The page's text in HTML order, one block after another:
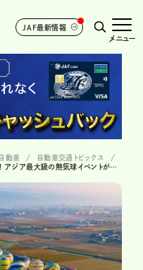
JAF最新情報
メニュー
自動車
自動車交通トピックス
佐賀インターナショナルバルーンフェスタが開催! アジア最大級の熱気球イベントが佐賀に!